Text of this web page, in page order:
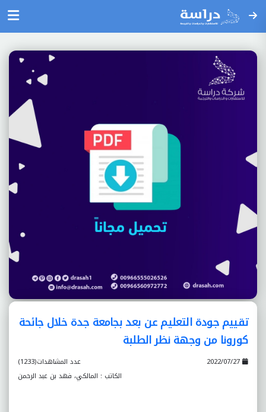
تقييم جودة التعليم عن بعد بجامعة جدة خلال جائحة
كورونا من وجهة نظر الطلبة
عدد المشاهدات(1233)
الكاتب : المالكي، فهد بن عبد الرحمن